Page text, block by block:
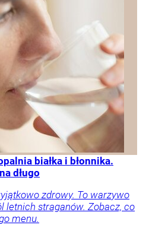
białka i błonnika.
długo
zdrowy. To warzywo
letnich straganów. Zobacz, co
menu.